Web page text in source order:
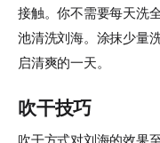
接触。你不需要每天洗
池清洗刘海。涂抹少量
启清爽的一天。
吹干技巧